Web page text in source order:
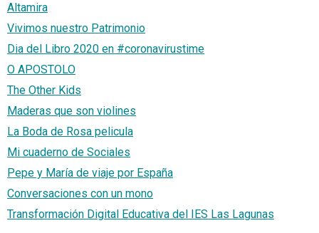
Altamira
Vivimos nuestro Patrimonio
Dia del Libro 2020 en #coronavirustime
O APOSTOLO
The Other Kids
Maderas que son violines
La Boda de Rosa pelicula
Mi cuaderno de Sociales
Pepe y María de viaje por España
Conversaciones con un mono
Transformación Digital Educativa del IES Las Lagunas